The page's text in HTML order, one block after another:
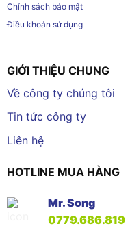
Chính sách bảo mật
Điều khoản sử dụng
GIỚI THIỆU CHUNG
Về công ty chúng tôi
Tin tức công ty
Liên hệ
HOTLINE MUA HÀNG
Mr. Song
0779.686.819